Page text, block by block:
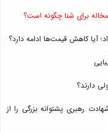
برای شنا چگونه است؟
دارند؟
رهبری پشتوانه بزرگی را از